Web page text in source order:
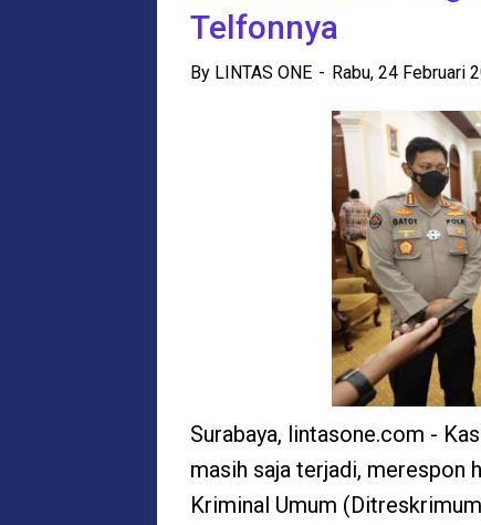
Telfonnya
By LINTAS ONE Rabu, 24 Februari
Surabaya, lintasone.com -
masih saja terjadi, merespon
Kriminal Umum